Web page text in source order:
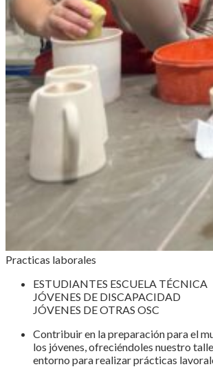
Practicas laborales
ESTUDIANTES ESCUELA TÉCNICA
JÓVENES DE DISCAPACIDAD
JÓVENES DE OTRAS OSC
Contribuir en la preparación para el
los jóvenes, ofreciéndoles nuestro
entorno para realizar prácticas